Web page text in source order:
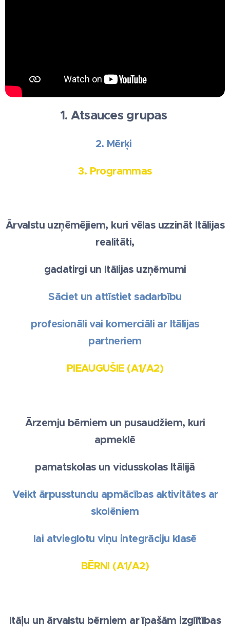
1. Atsauces grupas
2. Mērķi
3. Programmas
Ārvalstu uzņēmējiem, kuri vēlas uzzināt Itālijas
realitāti,
gadatirgi un Itālijas uzņēmumi
Sāciet un attīstiet sadarbību
profesionāli vai komerciāli ar Itālijas
partneriem
PIEAUGUŠIE (A1/A2)
Ārzemju bērniem un pusaudžiem, kuri
apmeklē
pamatskolas un vidusskolas Itālijā
Veikt ārpusstundu apmācības aktivitātes ar
skolēniem
lai atvieglotu viņu integrāciju klasē
BĒRNI (A1/A2)
Itāļu un ārvalstu bērniem ar īpašām izglītības